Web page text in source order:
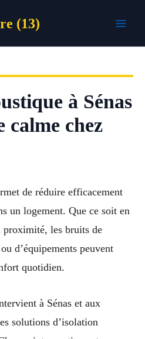
(13)
à Sénas
calme chez
de réduire efficacement
un logement. Que ce soit en
les bruits de
d’équipements peuvent
quotidien.
à Sénas et aux
solutions d’isolation